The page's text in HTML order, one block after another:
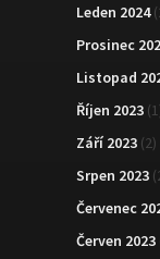
Leden 2024
Prosinec
Listopad
Říjen 2023
Září 2023 (2)
Srpen 2023
Červenec
Červen 2023